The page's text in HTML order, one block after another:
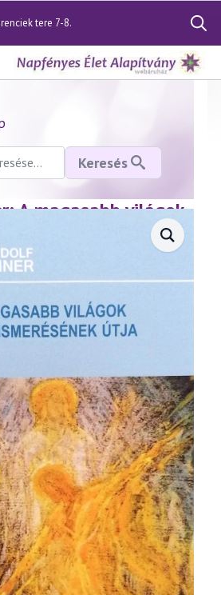
tere 7-8.
Search
for:
Keresés
A magasabb világok